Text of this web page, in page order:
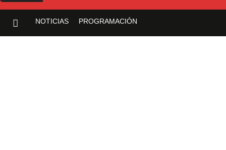
de Speluzzi
SANTA ROSA – El municipio plantó más de 600 árboles en el Relleno Sanitario
NOTICIAS PROGRAMACIÓN